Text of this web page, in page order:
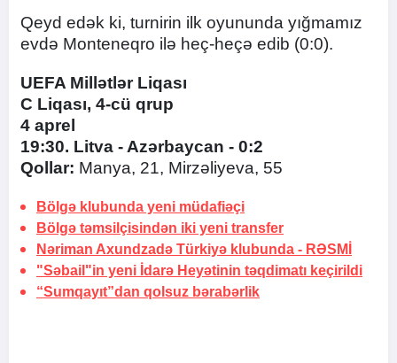
Qeyd edək ki, turnirin ilk oyununda yığmamız
evdə Monteneqro ilə heç-heçə edib (0:0).
UEFA Millətlər Liqası
C Liqası, 4-cü qrup
4 aprel
19:30. Litva - Azərbaycan - 0:2
Qollar: Manya, 21, Mirzəliyeva, 55
Bölgə klubunda yeni müdafiəçi
Bölgə təmsilçisindən iki yeni transfer
Nəriman Axundzadə Türkiyə klubunda - RƏSMİ
"Səbail"in yeni İdarə Heyətinin təqdimatı keçirildi
“Sumqayıt”dan qolsuz bərabərlik